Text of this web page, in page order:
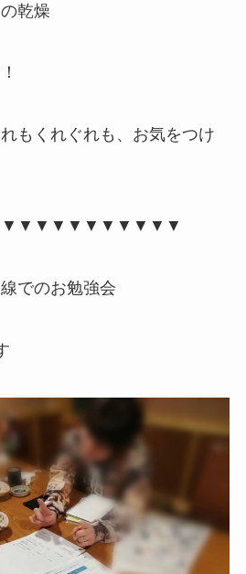
乾燥
もくれぐれも、お気をつけ
でのお勉強会